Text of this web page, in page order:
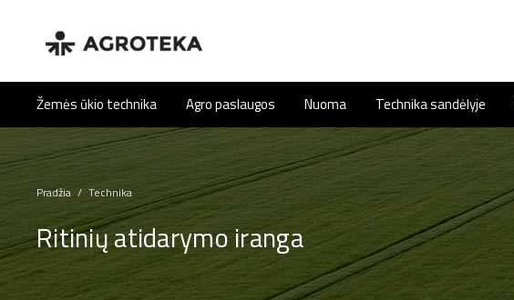
Žemės ūkio technika Agro paslaugos Nuoma Technika sandėlyje
Pradžia / Technika
Ritinių atidarymo iranga